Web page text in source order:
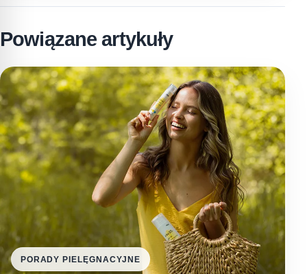
Powiązane artykuły
PORADY PIELĘGNACYJNE